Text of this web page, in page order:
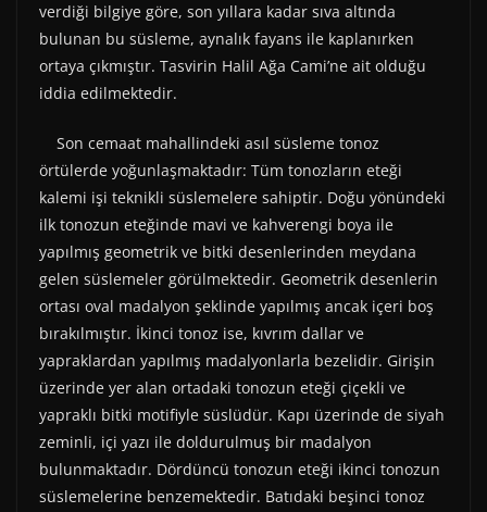
verdiği bilgiye göre, son yıllara kadar sıva altında
bulunan bu süsleme, aynalık fayans ile kaplanırken
ortaya çıkmıştır. Tasvirin Halil Ağa Cami’ne ait olduğu
iddia edilmektedir.
Son cemaat mahallindeki asıl süsleme tonoz
örtülerde yoğunlaşmaktadır: Tüm tonozların eteği
kalemi işi teknikli süslemelere sahiptir. Doğu yönündeki
ilk tonozun eteğinde mavi ve kahverengi boya ile
yapılmış geometrik ve bitki desenlerinden meydana
gelen süslemeler görülmektedir. Geometrik desenlerin
ortası oval madalyon şeklinde yapılmış ancak içeri boş
bırakılmıştır. İkinci tonoz ise, kıvrım dallar ve
yapraklardan yapılmış madalyonlarla bezelidir. Girişin
üzerinde yer alan ortadaki tonozun eteği çiçekli ve
yapraklı bitki motifiyle süslüdür. Kapı üzerinde de siyah
zeminli, içi yazı ile doldurulmuş bir madalyon
bulunmaktadır. Dördüncü tonozun eteği ikinci tonozun
süslemelerine benzemektedir. Batıdaki beşinci tonoz